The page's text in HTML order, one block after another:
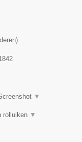
)
▼
rolluiken ▼